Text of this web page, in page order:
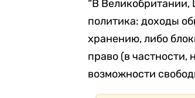
“В
политика: доходы
хранению, либо
право (в частности,
возможности